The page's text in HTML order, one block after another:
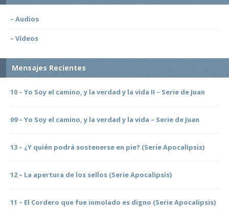
– Audios
– Vídeos
Mensajes Recientes
10 – Yo Soy el camino, y la verdad y la vida II – Serie de Juan
09 – Yo Soy el camino, y la verdad y la vida – Serie de Juan
13 – ¿Y quién podrá sostenerse en pie? (Serie Apocalipsis)
12 – La apertura de los sellos (Serie Apocalipsis)
11 – El Cordero que fue inmolado es digno (Serie Apocalipsis)